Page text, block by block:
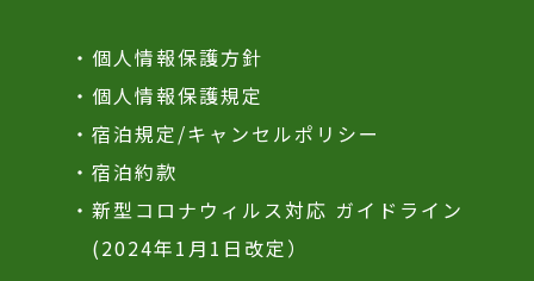
・個人情報保護方針
・個人情報保護規定
・宿泊規定/キャンセルポリシー
・宿泊約款
・新型コロナウィルス対応 ガイドライン
(2024年1月1日改定）